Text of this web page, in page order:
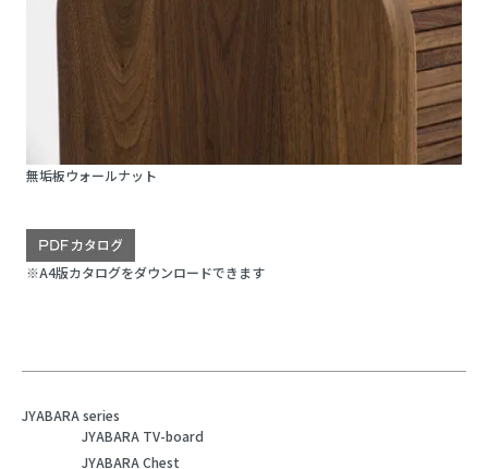
無垢板ウォールナット
※A4版カタログをダウンロードできます
JYABARA series
JYABARA TV-board
JYABARA Chest